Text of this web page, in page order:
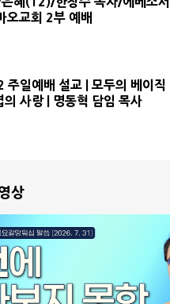
회 2부 예배
일예배 설교 | 모두의 베이직
사랑 | 명동혁 담임 목사
상